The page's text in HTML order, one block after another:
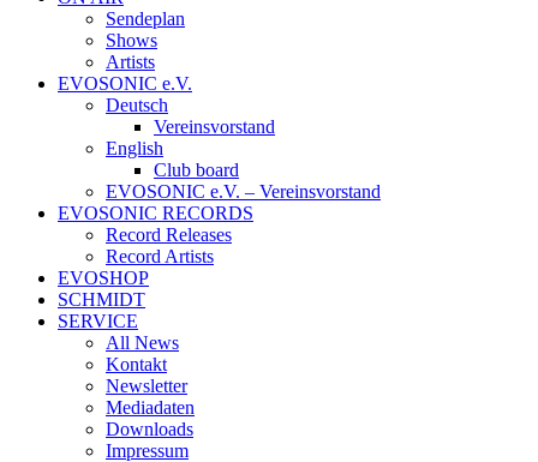
Sendeplan
Shows
Artists
EVOSONIC e.V.
Deutsch
Vereinsvorstand
English
Club board
EVOSONIC e.V. ‒ Vereinsvorstand
EVOSONIC RECORDS
Record Releases
Record Artists
EVOSHOP
SCHMIDT
SERVICE
All News
Kontakt
Newsletter
Mediadaten
Downloads
Impressum